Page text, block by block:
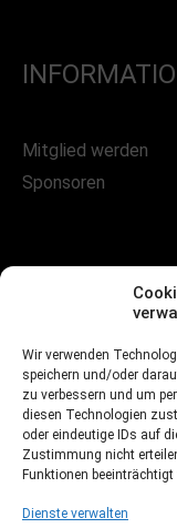
Wir verwenden
speichern und/oder
zu verbessern und um
diesen Technologien
oder eindeutige IDs auf
Zustimmung nicht
Funktionen beeinträchtigt
Dienste verwalten
Mitglied werden
Sponsoren
FOLGE UNS!